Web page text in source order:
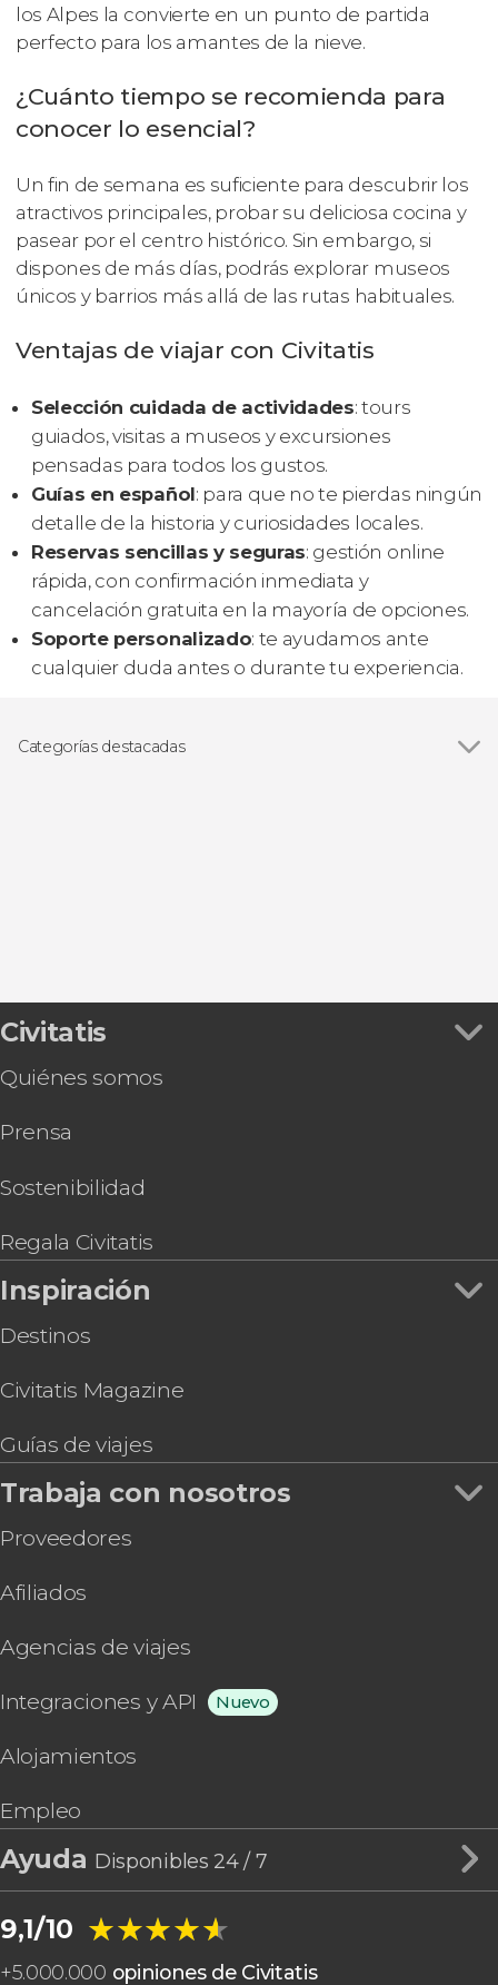
los Alpes la convierte en un punto de partida
perfecto para los amantes de la nieve.
¿Cuánto tiempo se recomienda para
conocer lo esencial?
Un fin de semana es suficiente para descubrir los
atractivos principales, probar su deliciosa cocina y
pasear por el centro histórico. Sin embargo, si
dispones de más días, podrás explorar museos
únicos y barrios más allá de las rutas habituales.
Ventajas de viajar con Civitatis
Selección cuidada de actividades: tours
guiados, visitas a museos y excursiones
pensadas para todos los gustos.
Guías en español: para que no te pierdas ningún
detalle de la historia y curiosidades locales.
Reservas sencillas y seguras: gestión online
rápida, con confirmación inmediata y
cancelación gratuita en la mayoría de opciones.
Soporte personalizado: te ayudamos ante
cualquier duda antes o durante tu experiencia.
Categorías destacadas
Civitatis
Quiénes somos
Prensa
Sostenibilidad
Regala Civitatis
Inspiración
Destinos
Civitatis Magazine
Guías de viajes
Trabaja con nosotros
Proveedores
Afiliados
Agencias de viajes
Integraciones y API Nuevo
Alojamientos
Empleo
Ayuda Disponibles 24 / 7
9,1/10 ★★★★★
★★★★★
+5.000.000 opiniones de Civitatis